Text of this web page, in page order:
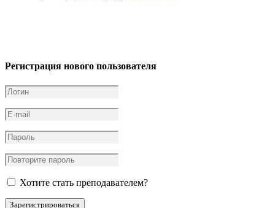
Регистрация нового пользователя
Хотите стать преподавателем?